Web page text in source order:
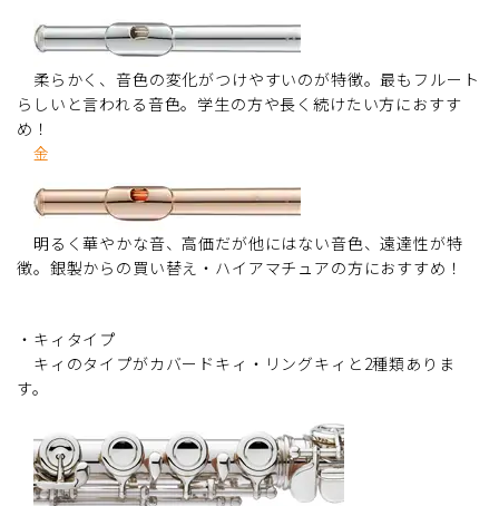
柔らかく、音色の変化がつけやすいのが特徴。最もフルート
らしいと言われる音色。学生の方や長く続けたい方におすす
め！
金
明るく華やかな音、高価だが他にはない音色、遠達性が特
徴。銀製からの買い替え・ハイアマチュアの方におすすめ！
・キィタイプ
キィのタイプがカバードキィ・リングキィと2種類ありま
す。